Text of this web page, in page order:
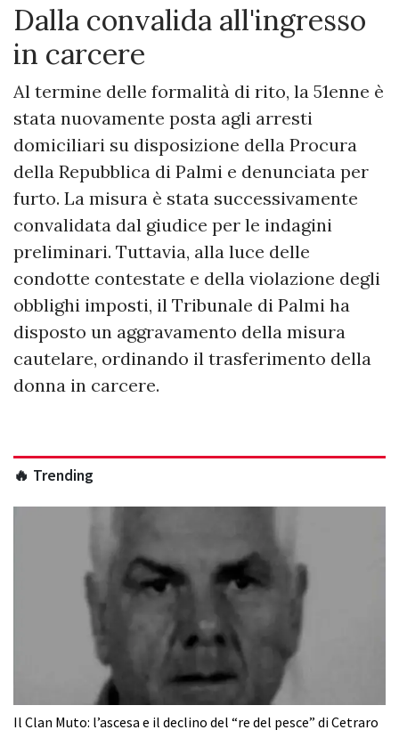
Dalla convalida all'ingresso
in carcere
Al termine delle formalità di rito, la 51enne è
stata nuovamente posta agli arresti
domiciliari su disposizione della Procura
della Repubblica di Palmi e denunciata per
furto. La misura è stata successivamente
convalidata dal giudice per le indagini
preliminari. Tuttavia, alla luce delle
condotte contestate e della violazione degli
obblighi imposti, il Tribunale di Palmi ha
disposto un aggravamento della misura
cautelare, ordinando il trasferimento della
donna in carcere.
🔥 Trending
Il Clan Muto: l’ascesa e il declino del “re del pesce” di Cetraro